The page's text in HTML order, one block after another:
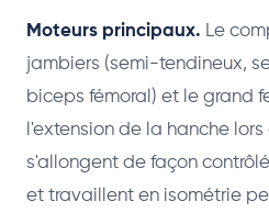
Moteurs principaux. Le
jambiers (semi-tendineux,
biceps fémoral) et le grand
l'extension de la hanche
s'allongent de façon
et travaillent en isométrie